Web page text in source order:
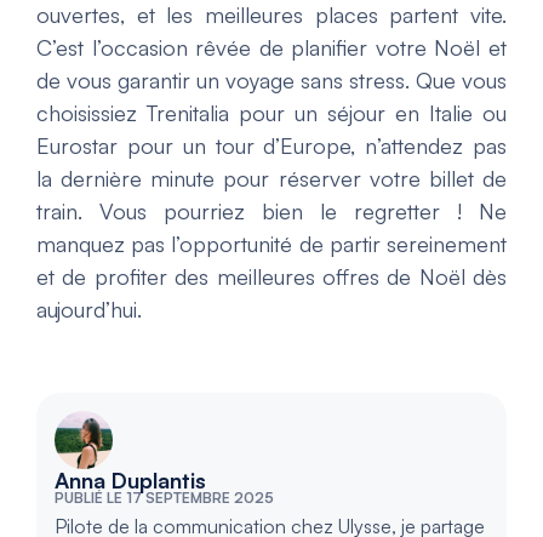
ouvertes, et les meilleures places partent vite.
C’est l’occasion rêvée de planifier votre Noël et
de vous garantir un voyage sans stress. Que vous
choisissiez Trenitalia pour un séjour en Italie ou
Eurostar pour un tour d’Europe, n’attendez pas
la dernière minute pour réserver votre billet de
train. Vous pourriez bien le regretter ! Ne
manquez pas l’opportunité de partir sereinement
et de profiter des meilleures offres de Noël dès
aujourd’hui.
Anna Duplantis
PUBLIÉ LE 17 SEPTEMBRE 2025
Pilote de la communication chez Ulysse, je partage